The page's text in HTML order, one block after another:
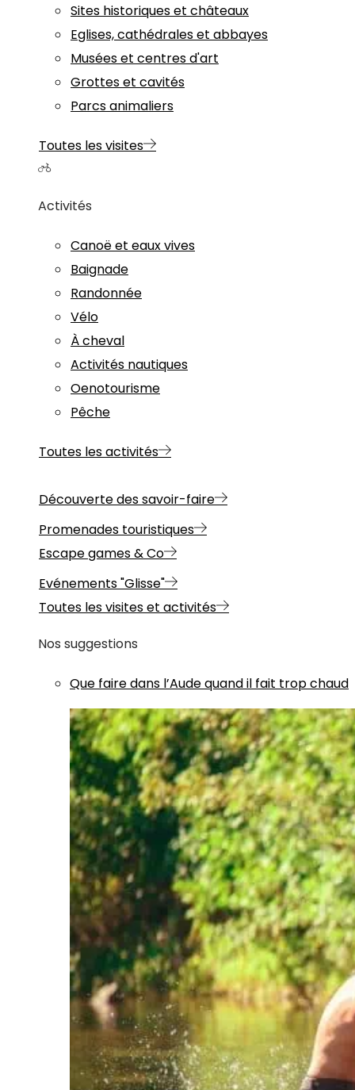
Sites historiques et châteaux
Eglises, cathédrales et abbayes
Musées et centres d'art
Grottes et cavités
Parcs animaliers
Toutes les visites
Activités
Canoë et eaux vives
Baignade
Randonnée
Vélo
À cheval
Activités nautiques
Oenotourisme
Pêche
Toutes les activités
Découverte des savoir-faire
Promenades touristiques
Escape games & Co
Evénements "Glisse"
Toutes les visites et activités
Nos suggestions
Que faire dans l’Aude quand il fait trop chaud